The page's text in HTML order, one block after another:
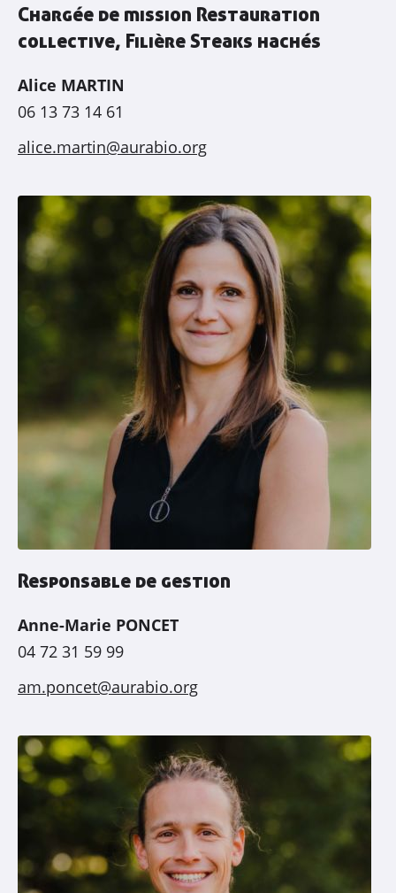
Chargée de mission Restauration
collective, Filière Steaks hachés
Alice MARTIN
06 13 73 14 61
alice.martin@aurabio.org
Responsable de gestion
Anne-Marie PONCET
04 72 31 59 99
am.poncet@aurabio.org